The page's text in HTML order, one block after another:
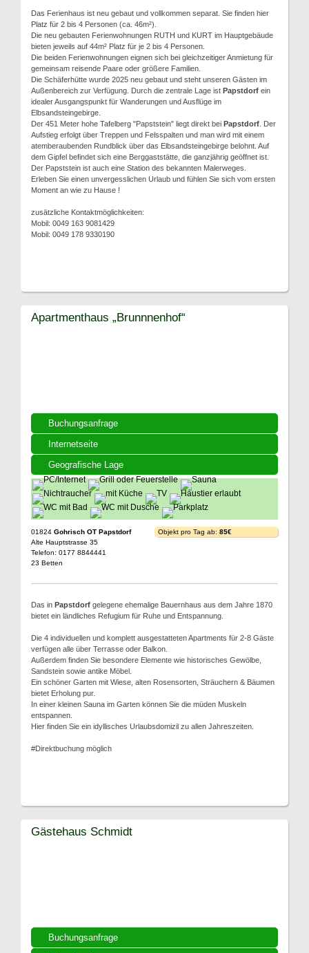
Das Ferienhaus ist neu gebaut und vollkommen separat. Sie finden hier
Platz für 2 bis 4 Personen (ca. 46m²).
Die neu gebauten Ferienwohnungen RUTH und KURT im Hauptgebäude
bieten jeweils auf 44m² Platz für je 2 bis 4 Personen.
Die beiden Ferienwohnungen eignen sich bei gleichzeitiger Anmietung für
gemeinsam reisende Paare oder größere Familien.
Die Schäferhütte wurde 2025 neu gebaut und steht unseren Gästen im
Außenbereich zur Verfügung. Durch die zentrale Lage ist Papstdorf ein
idealer Ausgangspunkt für Wanderungen und Ausflüge im
Elbsandsteingebirge.
Der 451 Meter hohe Tafelberg "Papststein" liegt direkt bei Papstdorf . Der
Aufstieg erfolgt über Treppen und Felsspalten und man wird mit einem
atemberaubenden Rundblick über das Elbsandsteingebirge belohnt. Auf
dem Gipfel befindet sich eine Berggaststätte, die ganzjährig geöffnet ist.
Der Papststein ist auch eine Station des bekannten Malerweges.
Erleben Sie einen unvergesslichen Urlaub und fühlen Sie sich vom ersten
Moment an wie zu Hause !
zusätzliche Kontaktmöglichkeiten:
Mobil: 0049 163 9081429
Mobil: 0049 178 9330190
Buchungsanfrage
Internetseite
Geografische Lage
Apartmenthaus „Brunnnenhof“
01824 Gohrisch OT Papstdorf
Alte Hauptstrasse 35
Telefon: 0177 8844441
23 Betten
Objekt pro Tag ab: 85€
Das in Papstdorf gelegene ehemalige Bauernhaus aus dem Jahre 1870
bietet ein ländliches Refugium für Ruhe und Entspannung.
Die 4 individuellen und komplett ausgestatteten Apartments für 2-8 Gäste
verfügen alle über Terrasse oder Balkon.
Außerdem finden Sie besondere Elemente wie historisches Gewölbe,
Sandstein sowie antike Möbel.
Ein schöner Garten mit Wiese, alten Rosensorten, Sträuchern & Bäumen
bietet Erholung pur.
In einer kleinen Sauna im Garten können Sie die müden Muskeln
entspannen.
Hier finden Sie ein idyllisches Urlaubsdomizil zu allen Jahreszeiten.
#Direktbuchung möglich
Buchungsanfrage
Gästehaus Schmidt